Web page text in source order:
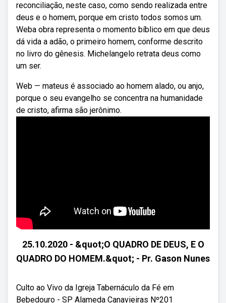
reconciliação, neste caso, como sendo realizada entre
deus e o homem, porque em cristo todos somos um.
Weba obra representa o momento bíblico em que deus
dá vida a adão, o primeiro homem, conforme descrito
no livro do gênesis. Michelangelo retrata deus como
um ser.
Web — mateus é associado ao homem alado, ou anjo,
porque o seu evangelho se concentra na humanidade
de cristo, afirma são jerônimo.
25.10.2020 - &quot;O QUADRO DE DEUS, E O
QUADRO DO HOMEM.&quot; - Pr. Gason Nunes
Culto ao Vivo da Igreja Tabernáculo da Fé em
Bebedouro - SP Alameda Canavieiras Nº201